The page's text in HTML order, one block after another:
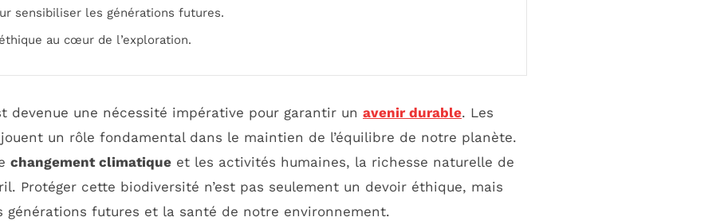
sensibiliser les générations futures.
au cœur de l’exploration.
devenue une nécessité impérative pour garantir un avenir durable. Les
un rôle fondamental dans le maintien de l’équilibre de notre planète.
changement climatique et les activités humaines, la richesse naturelle de
Protéger cette biodiversité n’est pas seulement un devoir éthique, mais
générations futures et la santé de notre environnement.